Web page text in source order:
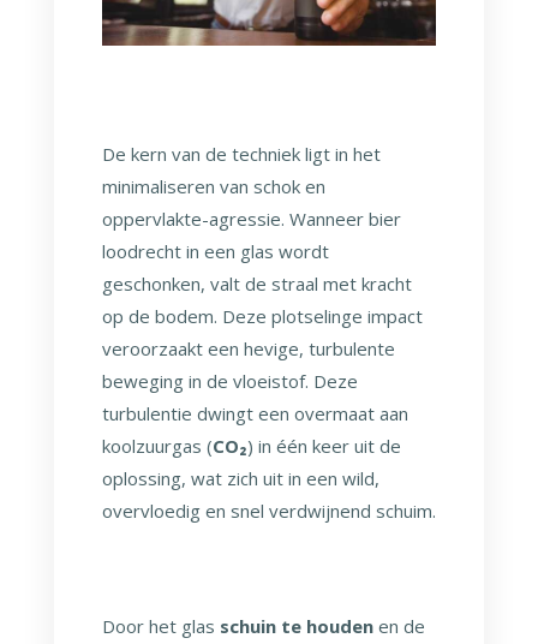
De kern van de techniek ligt in het
minimaliseren van schok en
oppervlakte-agressie. Wanneer bier
loodrecht in een glas wordt
geschonken, valt de straal met kracht
op de bodem. Deze plotselinge impact
veroorzaakt een hevige, turbulente
beweging in de vloeistof. Deze
turbulentie dwingt een overmaat aan
koolzuurgas (CO₂) in één keer uit de
oplossing, wat zich uit in een wild,
overvloedig en snel verdwijnend schuim.
Door het glas schuin te houdenen de